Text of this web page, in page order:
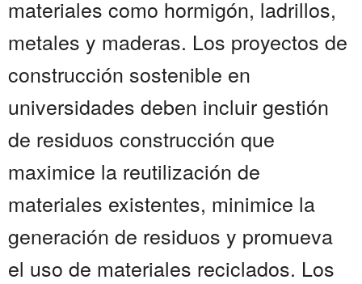
materiales como hormigón, ladrillos,
metales y maderas. Los proyectos de
construcción sostenible en
universidades deben incluir gestión
de residuos construcción que
maximice la reutilización de
materiales existentes, minimice la
generación de residuos y promueva
el uso de materiales reciclados. Los